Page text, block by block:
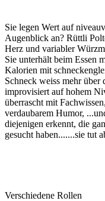
Sie legen Wert auf
Augenblick an? Rüttli
Herz und variabler
Sie unterhält beim Essen
Kalorien mit
Schneck weiss mehr über
improvisiert auf hohem
überrascht mit
verdaubarem Humor,
diejenigen erkennt, die
gesucht haben.......sie tut
Verschiedene Rollen